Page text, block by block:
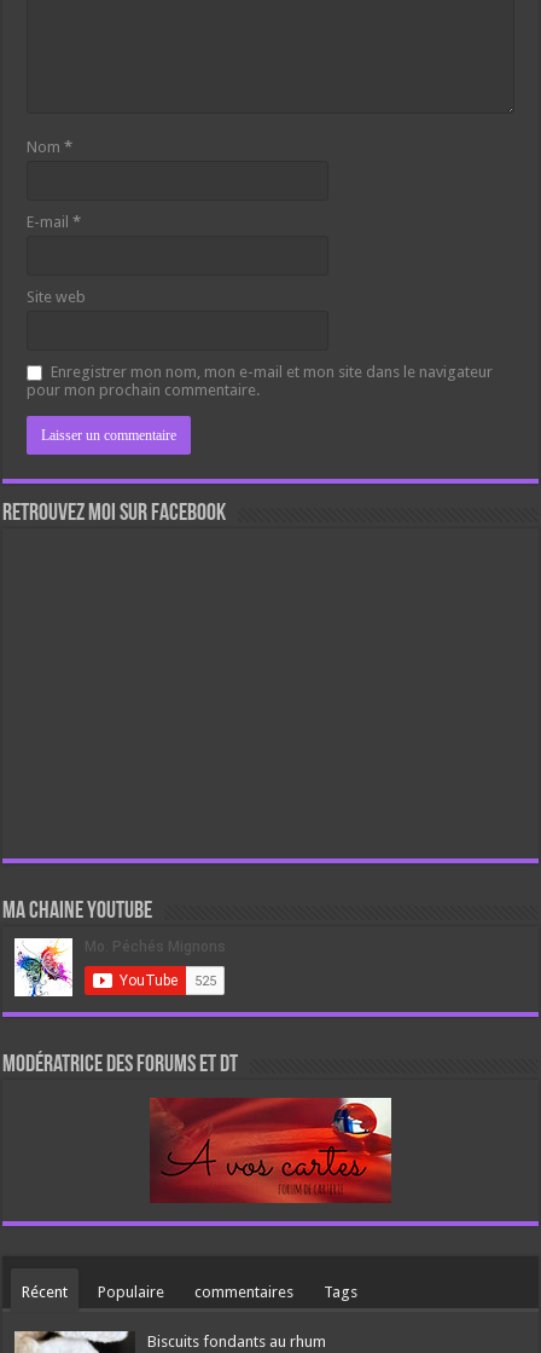
Nom*
E-mail*
Site web
Enregistrer mon nom, mon e-mail et mon site dans le navigateur
pour mon prochain commentaire.
Retrouvez moi sur Facebook
Ma chaine Youtube
Modératrice des forums et DT
Récent Populaire commentaires Tags
Biscuits fondants au rhum